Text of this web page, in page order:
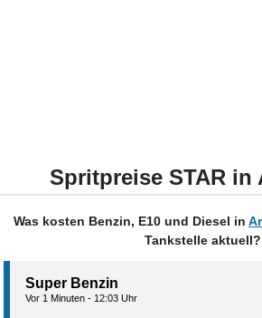
Spritpreise STAR in
Was kosten Benzin, E10 und Diesel in
Tankstelle aktuell?
Super Benzin
Vor 1 Minuten - 12:03 Uhr